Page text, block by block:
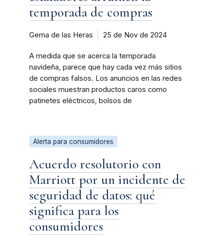
temporada de compras
Gema de las Heras 25 de Nov de 2024
A medida que se acerca la temporada
navideña, parece que hay cada vez más sitios
de compras falsos. Los anuncios en las redes
sociales muestran productos caros como
patinetes eléctricos, bolsos de
Alerta para consumidores
Acuerdo resolutorio con
Marriott por un incidente de
seguridad de datos: qué
significa para los
consumidores